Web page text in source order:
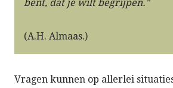
bent, dat je wilt begrijpen."
(A.H. Almaas.)
Vragen kunnen op allerlei